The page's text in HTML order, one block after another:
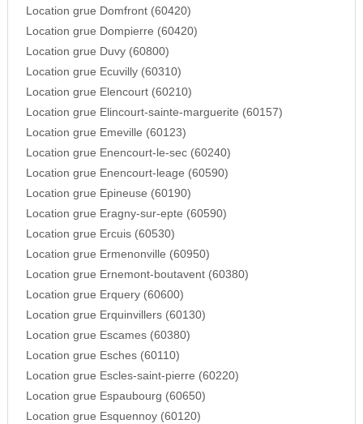
Location grue Domfront (60420)
Location grue Dompierre (60420)
Location grue Duvy (60800)
Location grue Ecuvilly (60310)
Location grue Elencourt (60210)
Location grue Elincourt-sainte-marguerite (60157)
Location grue Emeville (60123)
Location grue Enencourt-le-sec (60240)
Location grue Enencourt-leage (60590)
Location grue Epineuse (60190)
Location grue Eragny-sur-epte (60590)
Location grue Ercuis (60530)
Location grue Ermenonville (60950)
Location grue Ernemont-boutavent (60380)
Location grue Erquery (60600)
Location grue Erquinvillers (60130)
Location grue Escames (60380)
Location grue Esches (60110)
Location grue Escles-saint-pierre (60220)
Location grue Espaubourg (60650)
Location grue Esquennoy (60120)